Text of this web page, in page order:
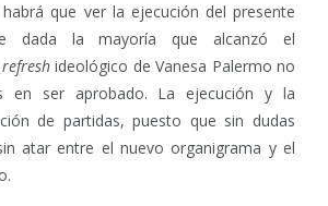
que ver la ejecución del presente
dada la mayoría que alcanzó el
refreshideológico de Vanesa Palermo no
en ser aprobado. La ejecución y la
de partidas, puesto que sin dudas
atar entre el nuevo organigrama y el